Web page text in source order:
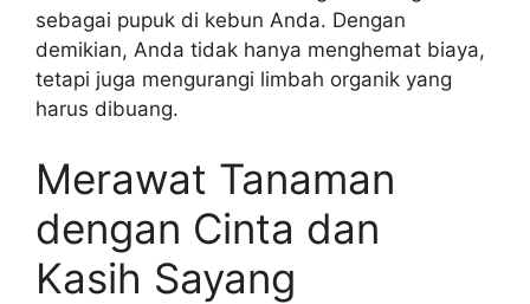
sebagai pupuk di kebun Anda. Dengan
demikian, Anda tidak hanya menghemat biaya,
tetapi juga mengurangi limbah organik yang
harus dibuang.
Merawat Tanaman
dengan Cinta dan
Kasih Sayang